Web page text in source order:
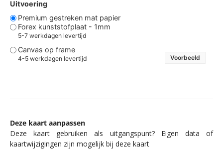
Uitvoering
Premium gestreken mat papier
Forex kunststofplaat - 1mm
5-7 werkdagen levertijd
Canvas op frame
4-5 werkdagen levertijd Voorbeeld
Deze kaart aanpassen
Deze kaart gebruiken als uitgangspunt? Eigen data of
kaartwijzigingen zijn mogelijk bij deze kaart